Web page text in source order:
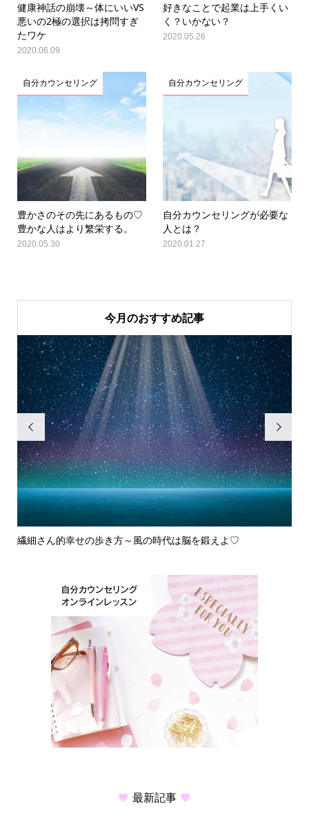
健康神話の崩壊～体にいいVS
悪いの2極の選択は拷問すぎ
たワケ
2020.06.09
好きなことで起業は上手くい
く？いかない？
2020.05.26
自分カウンセリング
豊かさのその先にあるもの♡
豊かな人はより繁栄する。
2020.05.30
自分カウンセリング
自分カウンセリングが必要な
人とは？
2020.01.27
今月のおすすめ記事

繊細さん的幸せの歩き方～風の時代は脳を鍛えよ♡

最新記事